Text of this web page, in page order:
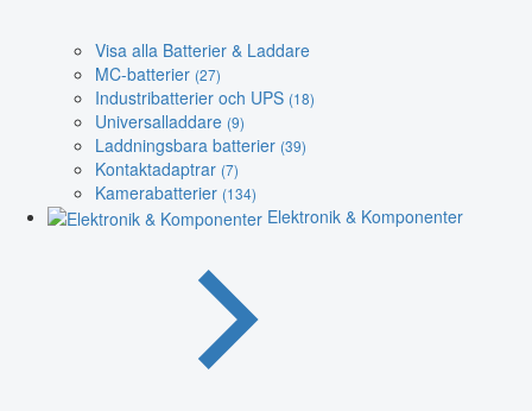
Visa alla Batterier & Laddare
MC-batterier (27)
Industribatterier och UPS (18)
Universalladdare (9)
Laddningsbara batterier (39)
Kontaktadaptrar (7)
Kamerabatterier (134)
Elektronik & Komponenter